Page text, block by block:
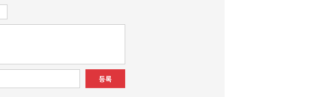
등록